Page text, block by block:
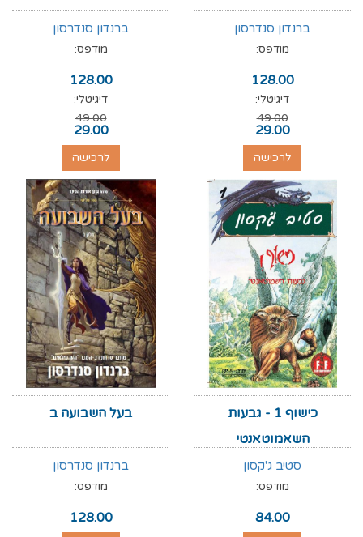
ברנדון סנדרסון
מודפס:
128.00
דיגיטלי:
49.00
29.00
לרכישה
ברנדון סנדרסון
מודפס:
128.00
דיגיטלי:
49.00
29.00
לרכישה
כישוף 1 - גבעות
השאמוטאנטי
סטיב ג'קסון
מודפס:
84.00
בעל השבועה ב
ברנדון סנדרסון
מודפס:
128.00